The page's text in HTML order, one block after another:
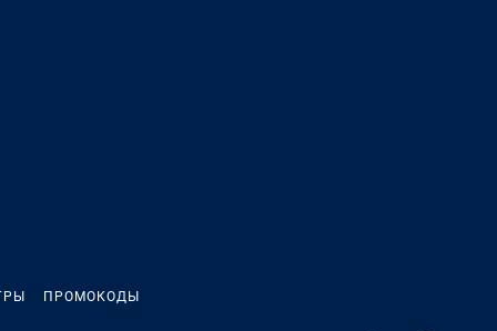
ПРОМОКОДЫ